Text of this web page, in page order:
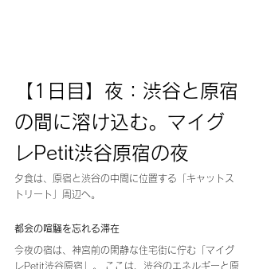
【1日目】夜：渋谷と原宿
の間に溶け込む。マイグ
レPetit渋谷原宿の夜
夕食は、原宿と渋谷の中間に位置する「キャットス
トリート」周辺へ。
都会の喧騒を忘れる滞在
今夜の宿は、神宮前の閑静な住宅街に佇む「マイグ
レPetit渋谷原宿」。 ここは、渋谷のエネルギーと原